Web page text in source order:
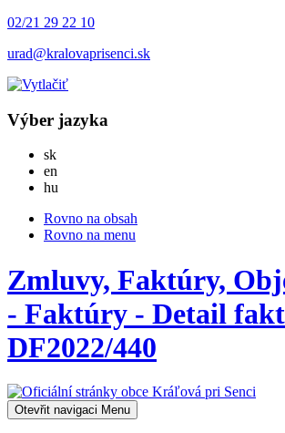
02/21 29 22 10
urad@kralovaprisenci.sk
Výber jazyka
skSlovensky
en
hu
Rovno na obsah
Rovno na menu
Zmluvy, Faktúry,
- Faktúry - Detail
DF2022/440
Otevřit navigaci Menu